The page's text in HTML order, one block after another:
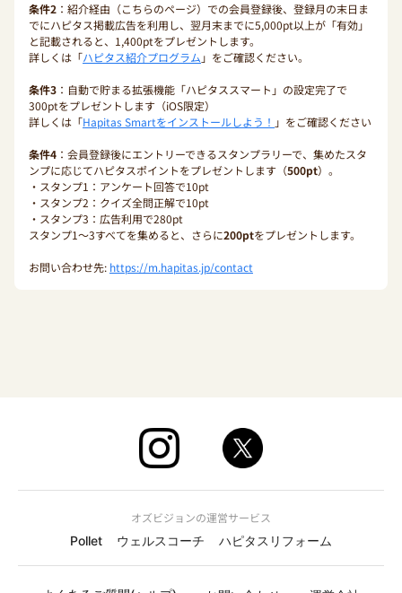
条件2 ：紹介経由（こちらのページ）での会員登録後、登録月の末日ま
でにハピタス掲載広告を利用し、翌月末までに5,000pt以上が「有効」
と記載されると、1,400ptをプレゼントします。
詳しくは「ハピタス紹介プログラム 」をご確認ください。
条件3 ：自動で貯まる拡張機能「ハピタススマート」の設定完了で
300ptをプレゼントします（iOS限定）
詳しくは「Hapitas Smartをインストールしよう！ 」をご確認ください
条件4 ：会員登録後にエントリーできるスタンプラリーで、集めたスタ
ンプに応じてハピタスポイントをプレゼントします（500pt）。
・スタンプ1：アンケート回答で10pt
・スタンプ2：クイズ全問正解で10pt
・スタンプ3：広告利用で280pt
スタンプ1〜3すべてを集めると、さらに200ptをプレゼントします。
お問い合わせ先: https://m.hapitas.jp/contact
オズビジョンの運営サービス
Pollet
ウェルスコーチ ハピタスリフォーム